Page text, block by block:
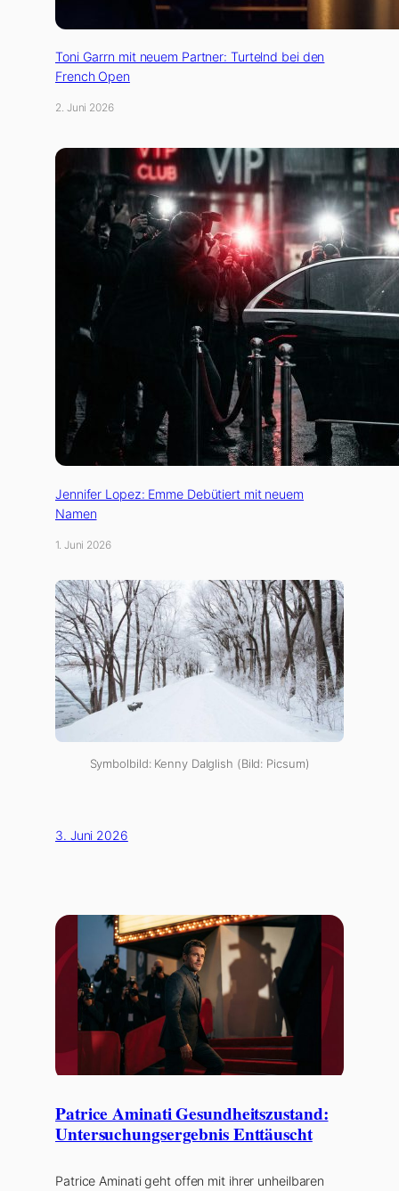
Toni Garrn mit neuem Partner: Turtelnd bei den
French Open
2. Juni 2026
Jennifer Lopez: Emme Debütiert mit neuem
Namen
1. Juni 2026
Symbolbild: Kenny Dalglish (Bild: Picsum)
3. Juni 2026
Patrice Aminati Gesundheitszustand:
Untersuchungsergebnis Enttäuscht
Patrice Aminati geht offen mit ihrer unheilbaren